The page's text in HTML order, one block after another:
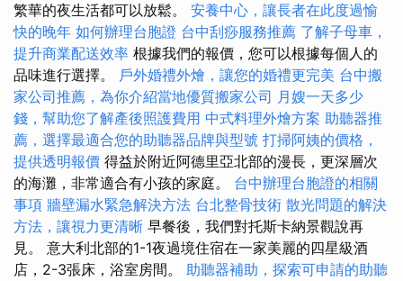
繁華的夜生活都可以放鬆。 安養中心，讓長者在此度過愉
快的晚年 如何辦理台胞證 台中刮痧服務推薦 了解子母車，
提升商業配送效率 根據我們的報價，您可以根據每個人的
品味進行選擇。 戶外婚禮外燴，讓您的婚禮更完美 台中搬
家公司推薦，為你介紹當地優質搬家公司 月嫂一天多少
錢，幫助您了解產後照護費用 中式料理外燴方案 助聽器推
薦，選擇最適合您的助聽器品牌與型號 打掃阿姨的價格，
提供透明報價 得益於附近阿德里亞北部的漫長，更深層次
的海灘，非常適合有小孩的家庭。 台中辦理台胞證的相關
事項 牆壁漏水緊急解決方法 台北整骨技術 散光問題的解決
方法，讓視力更清晰 早餐後，我們對托斯卡納景觀說再
見。 意大利北部的1-1夜過境住宿在一家美麗的四星級酒
店，2-3張床，浴室房間。 助聽器補助，探索可申請的助聽